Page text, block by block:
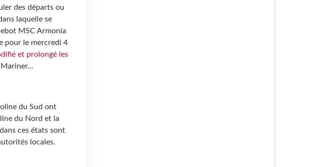
des départs ou
laquelle se
MSC Armonia
pour le mercredi 4
et prolongé les
du Sud ont
du Nord et la
ces états sont
locales.